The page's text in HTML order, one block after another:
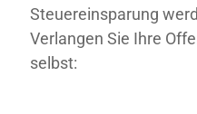
Steuereinsparung
Verlangen Sie Ihre
selbst: